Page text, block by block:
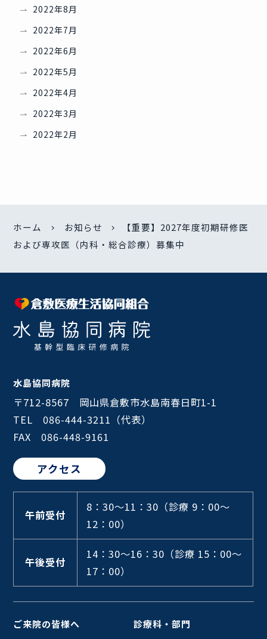
2022年8月
2022年7月
2022年6月
2022年5月
2022年4月
2022年3月
2022年2月
ホーム お知らせ
【重要】2027年度初期研修医
および専攻医（内科・総合診療）募集中
水島協同病院
〒712-8567 岡山県倉敷市水島南春日町1-1
TEL 086-444-3211（代表）
FAX 086-448-9161
アクセス
午前受付
8：30～11：30 （診療 9：00～
12：00）
午後受付
14：30～16：30 （診療 15：00～
17：00）
ご来院の皆様へ 診療科・部門